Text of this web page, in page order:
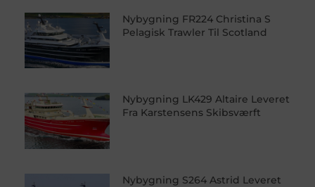
Nybygning FR224 Christina S
Pelagisk Trawler Til Scotland
Nybygning LK429 Altaire Leveret
Fra Karstensens Skibsværft
Nybygning S264 Astrid Leveret